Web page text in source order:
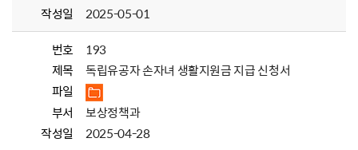
작성일
2025-05-01
번호
193
제목
독립유공자 손자녀 생활지원금 지급 신청서
파일
부서
보상정책과
작성일
2025-04-28